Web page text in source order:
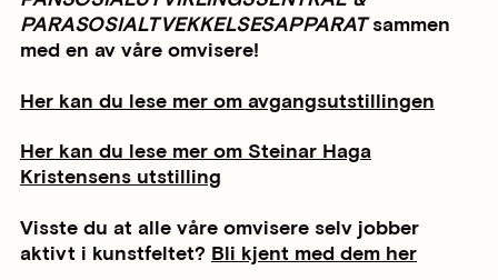
PARASOSIALTVEKKELSESAPPARATsammen
med en av våre omvisere!
Her kan du lese mer om avgangsutstillingen
Her kan du lese mer om Steinar Haga
Kristensens utstilling
Visste du at alle våre omvisere selv jobber
aktivt i kunstfeltet? Bli kjent med dem her